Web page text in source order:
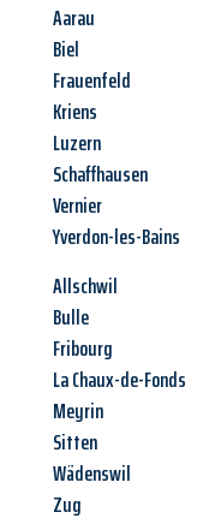
Aarau
Biel
Frauenfeld
Kriens
Luzern
Schaffhausen
Vernier
Yverdon-les-Bains
Allschwil
Bulle
Fribourg
La Chaux-de-Fonds
Meyrin
Sitten
Wädenswil
Zug